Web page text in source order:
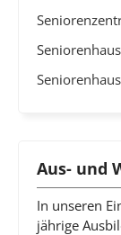
Aus- und
In unseren
jährige